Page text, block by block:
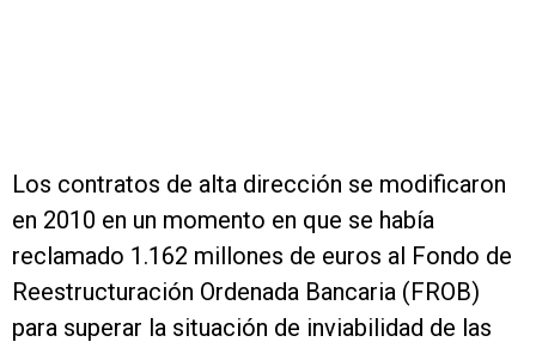
Los contratos de alta dirección se modificaron
en 2010 en un momento en que se había
reclamado 1.162 millones de euros al Fondo de
Reestructuración Ordenada Bancaria (FROB)
para superar la situación de inviabilidad de las